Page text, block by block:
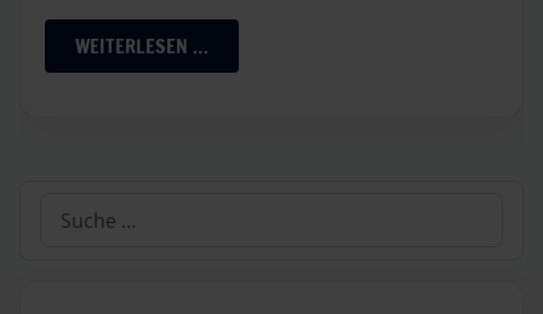
WEITERLESEN …
Suchen